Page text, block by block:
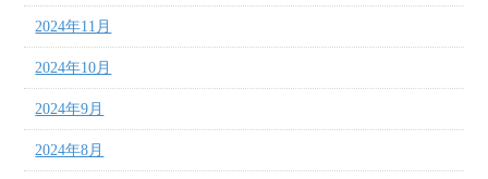
2024年11月
2024年10月
2024年9月
2024年8月